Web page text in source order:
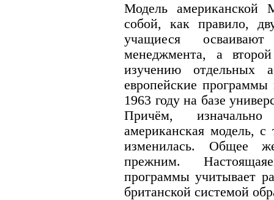
Модель американской
собой, как правило,
учащиеся
менеджмента, а
изучению отдельных
европейские программы
1963 году на базе
Причём,
американская модель, с
изменилась. Общее
прежним.
программы учитывает
британской системой